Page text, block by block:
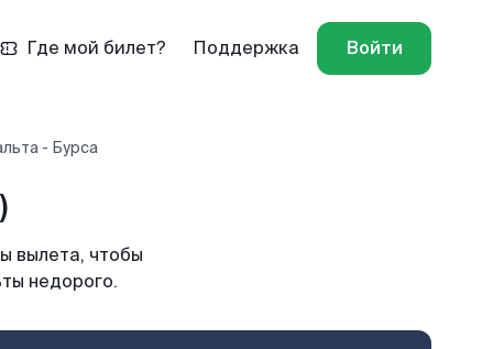
Где мой билет? Поддержка Войти
- Бурса
вылета, чтобы
недорого.